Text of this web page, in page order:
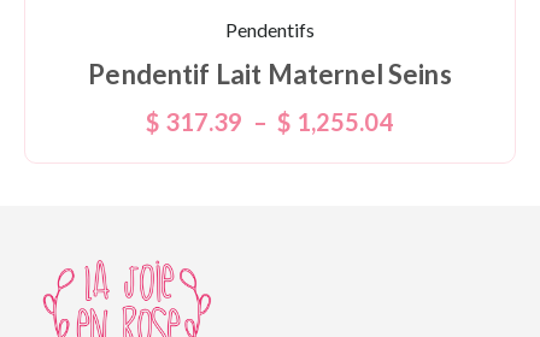
Pendentifs
Pendentif Lait Maternel Seins
$ 317.39 – $ 1,255.04